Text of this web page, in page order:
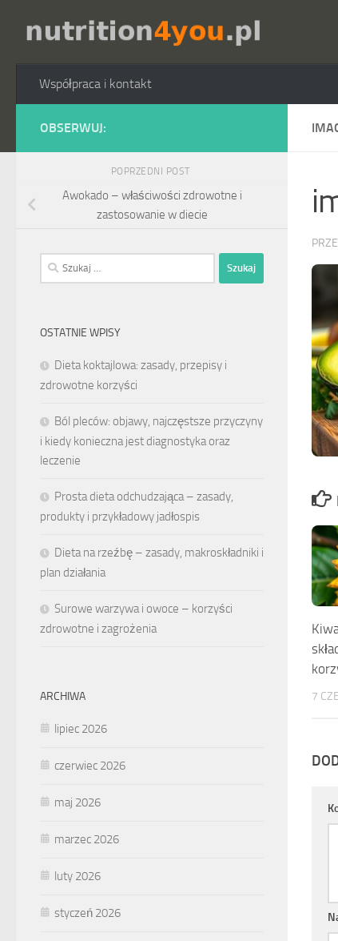
Przejdź do treści
Współpraca i kontakt
7
OBSERWUJ:
POPRZEDNI POST
Awokado – właściwości zdrowotne i
zastosowanie w diecie
Szukaj:
OSTATNIE WPISY
Dieta koktajlowa: zasady, przepisy i
zdrowotne korzyści
Ból pleców: objawy, najczęstsze przyczyny
i kiedy konieczna jest diagnostyka oraz
leczenie
Prosta dieta odchudzająca – zasady,
produkty i przykładowy jadłospis
Dieta na rzeźbę – zasady, makroskładniki i
plan działania
Surowe warzywa i owoce – korzyści
zdrowotne i zagrożenia
ARCHIWA
lipiec 2026
czerwiec 2026
maj 2026
marzec 2026
luty 2026
styczeń 2026